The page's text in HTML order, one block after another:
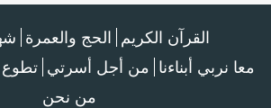
القرآن الكريم الحج والعمرة
معا نربي أبناءنا من أجل أسرتي تطوع
من نحن